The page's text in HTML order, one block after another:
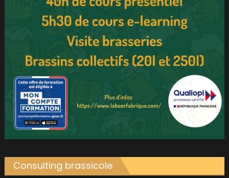
Consulting brassicole